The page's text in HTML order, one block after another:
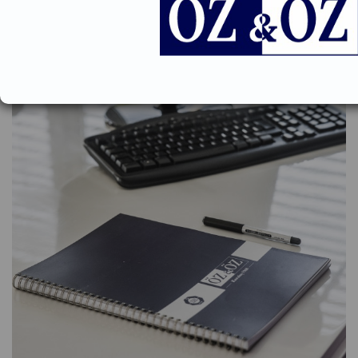
alacak, maddi – manevi tazminat, kira sözleşmesi, kira alacağı,
kira tespiti ve tahliye, sebepsiz zenginleşme, muvazaalı işlemler,
kefalet, havale ve garanti sözleşmesine ilişkin davalarda